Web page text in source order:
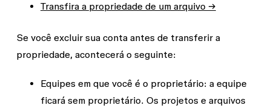
Transfira a propriedade de um arquivo →
Se você excluir sua conta antes de transferir a
propriedade, acontecerá o seguinte:
Equipes em que você é o proprietário: a equipe
ficará sem proprietário. Os projetos e arquivos